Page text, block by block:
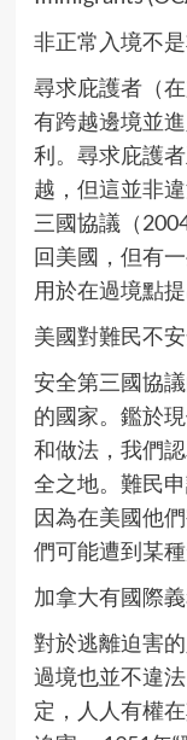
非正常入境不
尋求庇護者（
有跨越邊境並
利。尋求庇護
越，但這並非
三國協議（
回美國，但有
用於在過境點
美國對難民不
安全第三國協
的國家。鑑於
和做法，我們
全之地。難民
因為在美國他
們可能遭到某
加拿大有國際
對於逃離迫害
過境也並不違
定，人人有權